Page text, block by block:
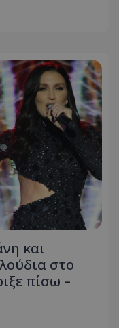
και
στο
πίσω –